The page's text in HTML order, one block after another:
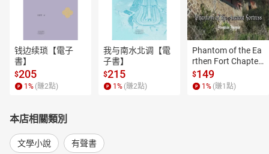
钱边续琐【電子
書】
$205
1 % (賺2點)
我与南水北调【電
子書】
$215
1 % (賺2點)
Phantom of the Ea
rthen Fort Chapter
4【有聲書】
$149
1 % (賺1 點)
本店相關類別
文學小說 有聲書